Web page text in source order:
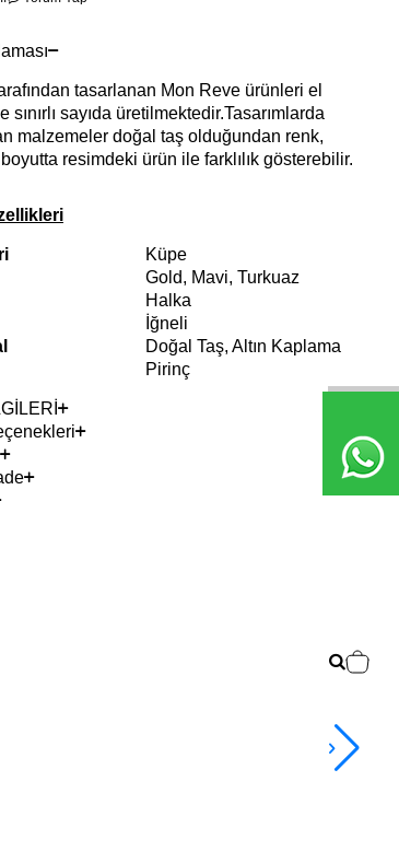
tasarlanan Mon Reve ürünleri el
sınırlı sayıda üretilmektedir.Tasarımlarda
malzemeler doğal taş olduğundan renk,
resimdeki ürün ile farklılık gösterebilir.
Küpe
Gold, Mavi, Turkuaz
Halka
İğneli
Doğal Taş, Altın Kaplama
Pirinç